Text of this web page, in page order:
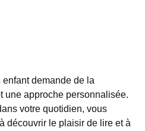
demande de la
une approche personnalisée.
votre quotidien, vous
découvrir le plaisir de lire et à